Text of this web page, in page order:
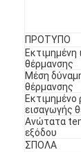
αντλία
Αντλία
αντλία
υψηλής
ΠΡΟΤΥΠΟ
Εκτιμημένη
θέρμανσης
Μέση
θέρμανσης
Εκτιμημένο
εισαγωγής
Ανώτατα
εξόδου
ΣΠΟΛΑ